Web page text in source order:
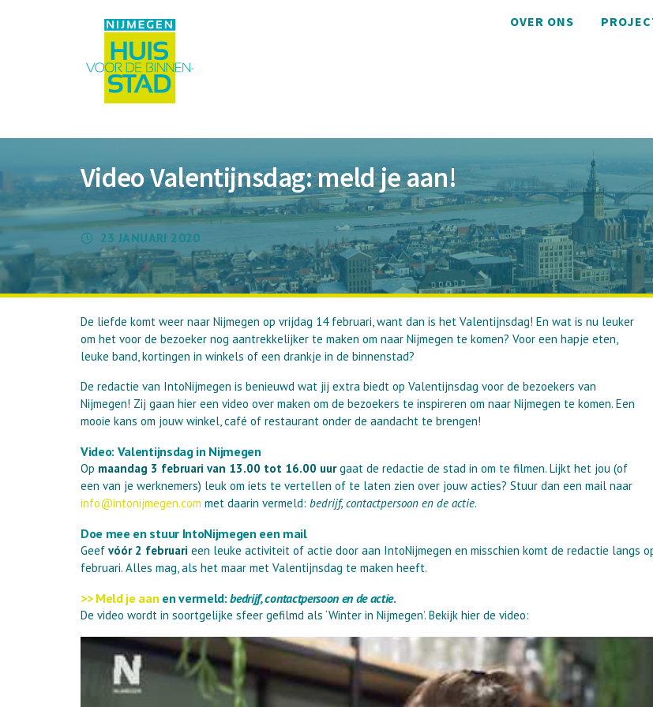
OVER ONS
Video Valentijnsdag: meld je aan!
23 JANUARI 2020
De liefde komt weer naar Nijmegen op vrijdag 14 februari, want dan is het Valentijnsdag! En wat is nu leuker
om het voor de bezoeker nog aantrekkelijker te maken om naar Nijmegen te komen? Voor een hapje eten,
leuke band, kortingen in winkels of een drankje in de binnenstad?
De redactie van IntoNijmegen is benieuwd wat jij extra biedt op Valentijnsdag voor de bezoekers van
Nijmegen! Zij gaan hier een video over maken om de bezoekers te inspireren om naar Nijmegen te komen. Een
mooie kans om jouw winkel, café of restaurant onder de aandacht te brengen!
Video: Valentijnsdag in Nijmegen
Op maandag 3 februari van 13.00 tot 16.00 uurgaat de redactie de stad in om te filmen. Lijkt het jou (of
een van je werknemers) leuk om iets te vertellen of te laten zien over jouw acties? Stuur dan een mail naar
info@intonijmegen.com met daarin vermeld: bedrijf, contactpersoon en de actie.
Doe mee en stuur IntoNijmegen een mail
Geef vóór 2 februari een leuke activiteit of actie door aan IntoNijmegen en misschien komt de redactie langs
februari. Alles mag, als het maar met Valentijnsdag te maken heeft.
>> Meld je aan en vermeld:bedrijf, contactpersoon en de actie.
De video wordt in soortgelijke sfeer gefilmd als ‘Winter in Nijmegen’. Bekijk hier de video: